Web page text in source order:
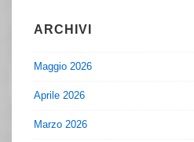
ARCHIVI
Maggio 2026
Aprile 2026
Marzo 2026